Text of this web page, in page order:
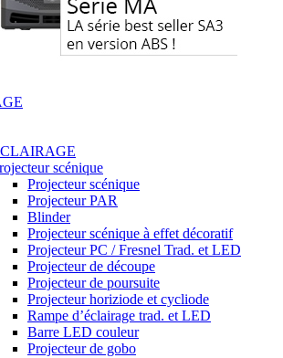
scénique
Projecteur scénique
Projecteur PAR
Blinder
Projecteur scénique à effet décoratif
Projecteur PC / Fresnel Trad. et LED
Projecteur de découpe
Projecteur de poursuite
Projecteur horiziode et cycliode
Rampe d’éclairage trad. et LED
Barre LED couleur
Projecteur de gobo